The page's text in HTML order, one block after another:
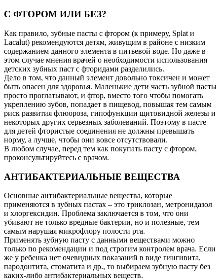
С ФТОРОМ ИЛИ БЕЗ?
Как правило, зубные пасты с фтором (к примеру, Splat и
Lacalut) рекомендуются детям, живущим в районе с низким
содержанием данного элемента в питьевой воде. Но даже в
этом случае мнения врачей о необходимости использования
детских зубных паст с фторидами разделились.
Дело в том, что данный элемент довольно токсичен и может
быть опасен для здоровья. Маленькие дети часть зубной пасты
просто проглатывают, и фтор, вместо того чтобы помогать
укреплению зубов, попадает в пищевод, повышая тем самым
риск развития флюороза, гипофункции щитовидной железы и
некоторых других серьезных заболеваний. Поэтому в пасте
для детей фтористые соединения не должны превышать
норму, а лучше, чтобы они вовсе отсутствовали.
В любом случае, перед тем как покупать пасту с фтором,
проконсультируйтесь с врачом.
АНТИБАКТЕРИАЛЬНЫЕ ВЕЩЕСТВА
Основные антибактериальные вещества, которые
применяются в зубных пастах – это триклозан, метронидазол
и хлоргексидин. Проблема заключается в том, что они
убивают не только вредные бактерии, но и полезные, тем
самым нарушая микрофлору полости рта.
Применять зубную пасту с данными веществами можно
только по рекомендации и под строгим контролем врача. Если
же у ребенка нет очевидных показаний в виде гингивита,
пародонтита, стоматита и др., то выбираем зубную пасту без
каких-либо антибактериальных веществ.